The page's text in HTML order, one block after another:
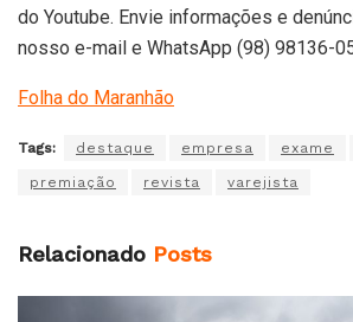
do Youtube. Envie informações e
nosso e-mail e WhatsApp (98) 98136-
Folha do Maranhão
Tags: destaque empresa exame
premiação revista varejista
Relacionado Posts